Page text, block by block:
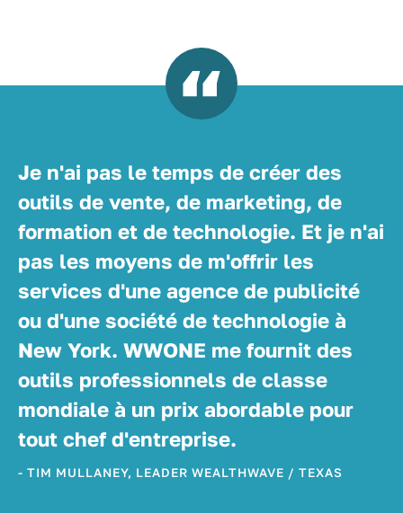
Je n'ai pas le temps de créer des
outils de vente, de marketing, de
formation et de technologie. Et je n'ai
pas les moyens de m'offrir les
services d'une agence de publicité
ou d'une société de technologie à
New York. WWONE me fournit des
outils professionnels de classe
mondiale à un prix abordable pour
tout chef d'entreprise.
- TIM MULLANEY, LEADER WEALTHWAVE / TEXAS